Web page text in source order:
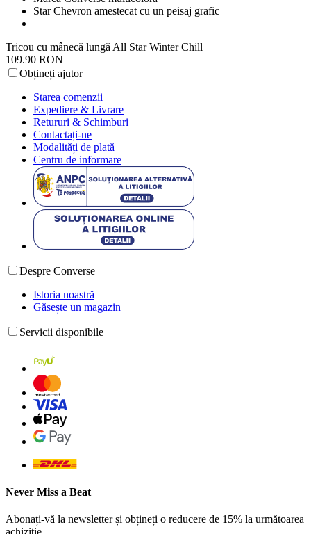
Star Chevron amestecat cu un peisaj grafic
Tricou cu mânecă lungă All Star Winter Chill
109.90 RON
Obțineți ajutor
Starea comenzii
Expediere & Livrare
Retururi & Schimburi
Contactați-ne
Modalități de plată
Centru de informare
Despre Converse
Istoria noastră
Găsește un magazin
Servicii disponibile
Never Miss a Beat
Abonați-vă la newsletter și obțineți o reducere de 15% la următoarea